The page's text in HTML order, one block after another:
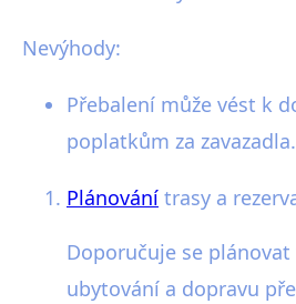
Nevýhody:
Přebalení může vést k
poplatkům za zavazadla.
Plánování trasy a
Doporučuje se
ubytování a dopravu